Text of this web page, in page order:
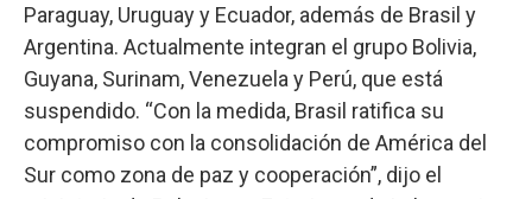
Paraguay, Uruguay y Ecuador, además de Brasil y
Argentina. Actualmente integran el grupo Bolivia,
Guyana, Surinam, Venezuela y Perú, que está
suspendido. “Con la medida, Brasil ratifica su
compromiso con la consolidación de América del
Sur como zona de paz y cooperación”, dijo el